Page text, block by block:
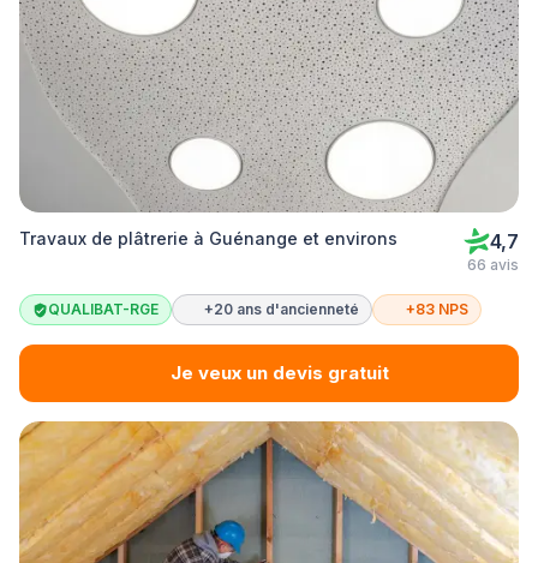
Travaux de plâtrerie à Guénange et environs 4,7
66 avis
QUALIBAT-RGE +20 ans d'ancienneté +83 NPS
Je veux un devis gratuit